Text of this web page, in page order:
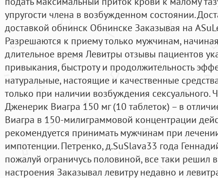
упругости члена в возбужденном состоянии.
доставкой обнинск Обнинске Заказывая на
Разрешаются к приему только мужчинам,
длительное время Левитры отзывы пациентов
привыкания, быстроту и продолжительность
натуральные, настоящие и качественные
только при наличии возбуждения
Дженерик Виагра 150 мг (10 таблеток) – в
Виагра в 150-милиграммовой концентрации
рекомендуется принимать мужчинам при
импотенции. Петренко, д.SuSlava33 года
пожалуй ограничусь половиной, все таки решил
настроения Заказывал левитру недавно и